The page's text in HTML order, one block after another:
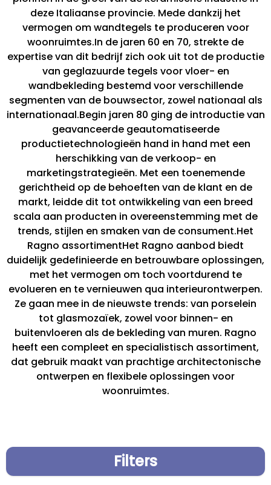
deze Italiaanse provincie. Mede dankzij het
vermogen om wandtegels te produceren voor
woonruimtes.In de jaren 60 en 70, strekte de
expertise van dit bedrijf zich ook uit tot de productie
van geglazuurde tegels voor vloer- en
wandbekleding bestemd voor verschillende
segmenten van de bouwsector, zowel nationaal als
internationaal.Begin jaren 80 ging de introductie van
geavanceerde geautomatiseerde
productietechnologieën hand in hand met een
herschikking van de verkoop- en
marketingstrategieën. Met een toenemende
gerichtheid op de behoeften van de klant en de
markt, leidde dit tot ontwikkeling van een breed
scala aan producten in overeenstemming met de
trends, stijlen en smaken van de consument.Het
Ragno assortimentHet Ragno aanbod biedt
duidelijk gedefinieerde en betrouwbare oplossingen,
met het vermogen om toch voortdurend te
evolueren en te vernieuwen qua interieurontwerpen.
Ze gaan mee in de nieuwste trends: van porselein
tot glasmozaïek, zowel voor binnen- en
buitenvloeren als de bekleding van muren. Ragno
heeft een compleet en specialistisch assortiment,
dat gebruik maakt van prachtige architectonische
ontwerpen en flexibele oplossingen voor
woonruimtes.
Filters